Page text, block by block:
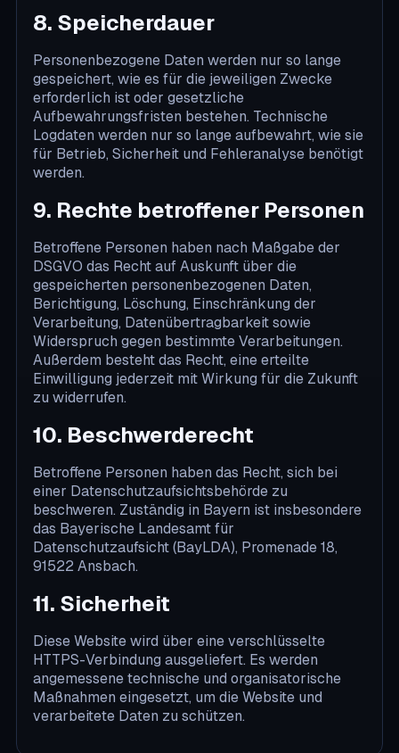
8. Speicherdauer
Personenbezogene Daten werden nur so lange
gespeichert, wie es für die jeweiligen Zwecke
erforderlich ist oder gesetzliche
Aufbewahrungsfristen bestehen. Technische
Logdaten werden nur so lange aufbewahrt, wie sie
für Betrieb, Sicherheit und Fehleranalyse benötigt
werden.
9. Rechte betroffener Personen
Betroffene Personen haben nach Maßgabe der
DSGVO das Recht auf Auskunft über die
gespeicherten personenbezogenen Daten,
Berichtigung, Löschung, Einschränkung der
Verarbeitung, Datenübertragbarkeit sowie
Widerspruch gegen bestimmte Verarbeitungen.
Außerdem besteht das Recht, eine erteilte
Einwilligung jederzeit mit Wirkung für die Zukunft
zu widerrufen.
10. Beschwerderecht
Betroffene Personen haben das Recht, sich bei
einer Datenschutzaufsichtsbehörde zu
beschweren. Zuständig in Bayern ist insbesondere
das Bayerische Landesamt für
Datenschutzaufsicht (BayLDA), Promenade 18,
91522 Ansbach.
11. Sicherheit
Diese Website wird über eine verschlüsselte
HTTPS-Verbindung ausgeliefert. Es werden
angemessene technische und organisatorische
Maßnahmen eingesetzt, um die Website und
verarbeitete Daten zu schützen.